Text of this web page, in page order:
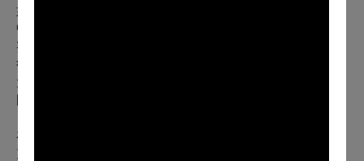
如變色龍般多變的魔力」。涂祥出生於台灣台北，在紐約林肯
中心的艾莉絲·塔利廳首次亮相，並贏得茱莉亞學院協奏曲大
賽（蕭邦第一號鋼琴協奏曲）。此後，他曾在紐約市的現代藝
術博物館和喬伊斯劇院、歐洲的卡迪夫國家博物館、里茲大學
大廳和巴黎高等音樂學院，以及日本仙台青年文化中心和台灣
國家音樂廳等知名場地演出。
在2025年，為慶祝拉威爾誕辰150週年，涂祥已著手在英國、
克羅埃西亞、台灣、秘魯和美國演出這位法國作曲家完整的鋼